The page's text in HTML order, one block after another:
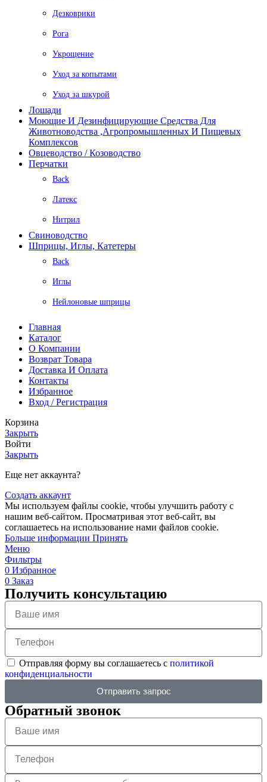
Дезковрики
Рога
Укрощение
Уход за копытами
Уход за шкурой
Лошади
Моющие И Дезинфицирующие Средства Для
Животноводства ,агропромышленных И Пищевых
Комплексов
Овцеводство / Козоводство
Перчатки
Back
Латекс
Нитрил
Свиноводство
Шприцы, Иглы, Катетеры
Back
Иглы
Нейлоновые шприцы
Главная
Каталог
О Компании
Возврат Товара
Доставка И Оплата
Контакты
Избранное
Вход / Регистрация
Корзина
Закрыть
Войти
Закрыть
Еще нет аккаунта?
Создать аккаунт
Мы используем файлы cookie, чтобы улучшить работу с
нашим веб-сайтом. Просматривая этот веб-сайт, вы
соглашаетесь на использование нами файлов cookie.
Больше информации Принять
Меню
Фильтры
0 Избранное
0 Заказ
Получить консультацию
Отправляя форму вы соглашаетесь с политикой
конфиденциальности
Отправить запрос
Обратный звонок